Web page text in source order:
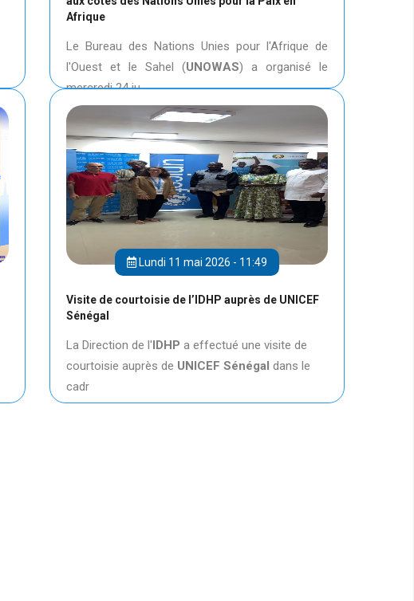
Afrique
Le Bureau des Nations Unies pour l'Afrique de
l'Ouest et le Sahel (UNOWAS) a organisé le
mercredi 24 ju
Lundi 11 mai 2026 - 11:49
Visite de courtoisie de l’IDHP auprès de UNICEF
Sénégal
La Direction de l'IDHP a effectué une visite de
courtoisie auprès de UNICEF Sénégal dans le
cadr